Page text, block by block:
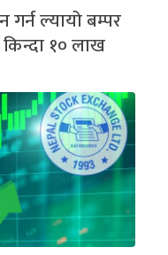
गर्न ल्यायो बम्पर
१० लाख